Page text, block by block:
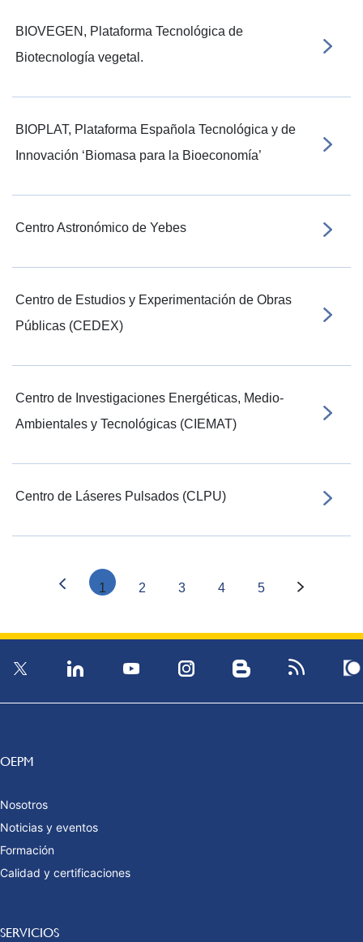
BIOVEGEN, Plataforma Tecnológica de
Biotecnología vegetal.
BIOPLAT, Plataforma Española Tecnológica y de
Innovación ‘Biomasa para la Bioeconomía’
Centro Astronómico de Yebes
Centro de Estudios y Experimentación de Obras
Públicas (CEDEX)
Centro de Investigaciones Energéticas, Medio-
Ambientales y Tecnológicas (CIEMAT)
Centro de Láseres Pulsados (CLPU)
1 2 3 4 5
OEPM
Nosotros
Noticias y eventos
Formación
Calidad y certificaciones
SERVICIOS